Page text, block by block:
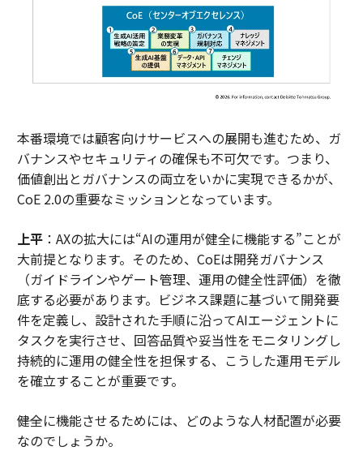
本番環境では顧客向けサービスへの展開も進むため、ガ
バナンスやセキュリティの確保も不可欠です。つまり、
価値創出とガバナンスの両立をいかに実現できるかが、
CoE 2.0の重要なミッションとなっています。
上平：AXの拡大には“AIの運用が健全に機能する”ことが
大前提となります。そのため、CoEは開発ガバナンス
（ガイドラインやゲート管理、運用の健全性評価）を徹
底する必要があります。ビジネス課題に基づいて開発要
件を定義し、設計された手順に沿ってAIエージェントに
タスクを実行させ、回答品質や妥当性をモニタリングし
持続的に運用の健全性を担保する、こうした運用モデル
を確立することが重要です。
――健全に機能させるためには、どのような人材配置が必要
なのでしょうか。